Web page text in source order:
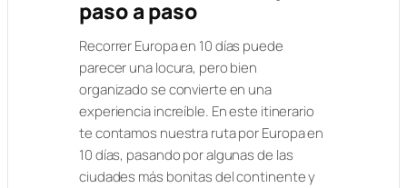
paso a paso
Recorrer Europa en 10 días puede
parecer una locura, pero bien
organizado se convierte en una
experiencia increíble. En este itinerario
te contamos nuestra ruta por Europa en
10 días, pasando por algunas de las
ciudades más bonitas del continente y